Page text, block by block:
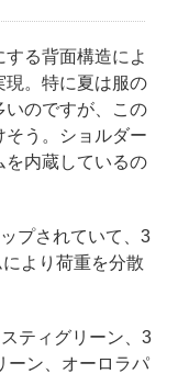
る背面構造によ
現。特に夏は服の
いのですが、この
う。ショルダー
を内蔵しているの
プされていて、3
より荷重を分散
ティグリーン、3
ーン、オーロラパ